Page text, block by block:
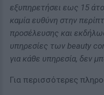
εξυπηρετήσει εως 15
καμία ευθύνη στην
προσέλευσης και
υπηρεσίες των beauty
για κάθε υπηρεσία, δεν
Για περισσότερες